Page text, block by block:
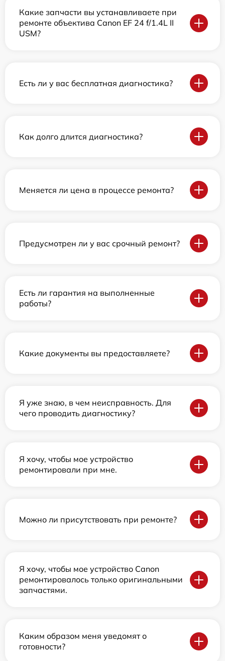
Какие запчасти вы устанавливаете при
ремонте объектива Canon EF 24 f/1.4L II
USM?
Есть ли у вас бесплатная диагностика?
Как долго длится диагностика?
Меняется ли цена в процессе ремонта?
Предусмотрен ли у вас срочный ремонт?
Есть ли гарантия на выполненные
работы?
Какие документы вы предоставляете?
Я уже знаю, в чем неисправность. Для
чего проводить диагностику?
Я хочу, чтобы мое устройство
ремонтировали при мне.
Можно ли присутствовать при ремонте?
Я хочу, чтобы мое устройство Canon
ремонтировалось только оригинальными
запчастями.
Каким образом меня уведомят о
готовности?